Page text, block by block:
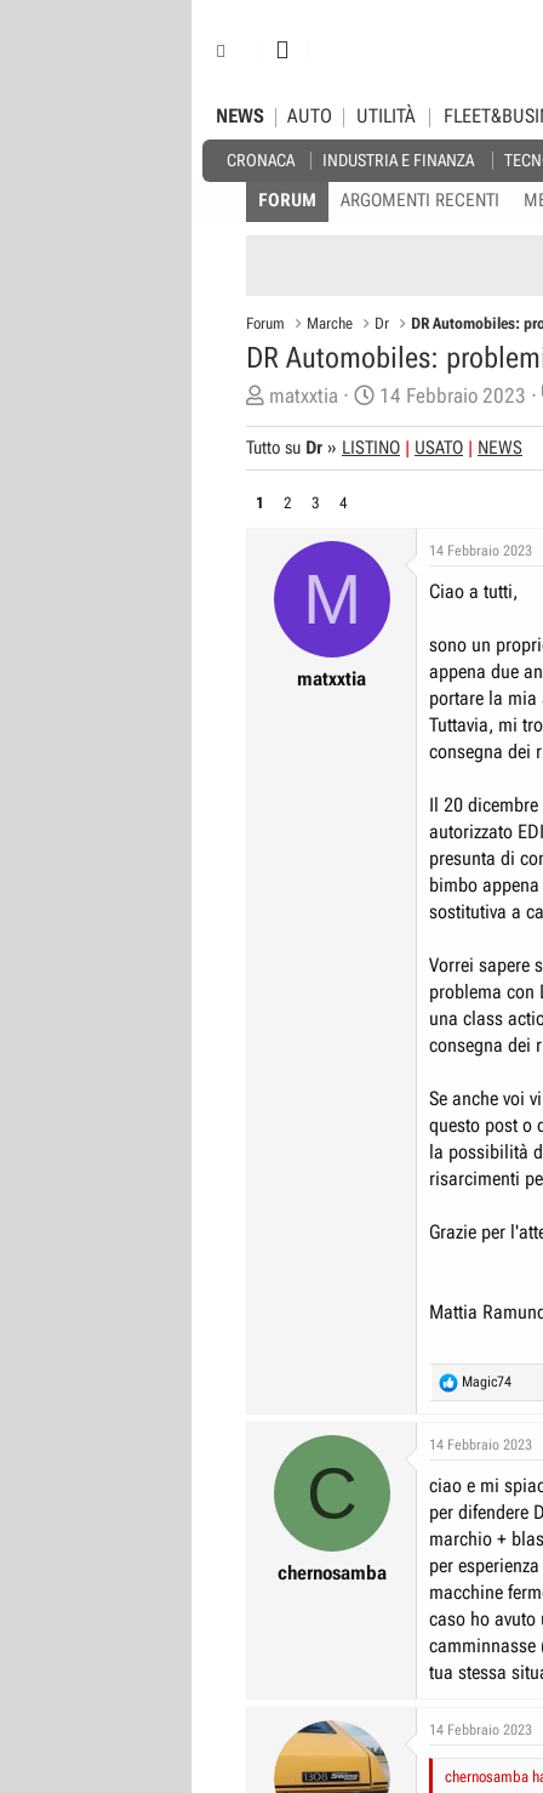
NEWS
CRONACA INDUSTRIA E FINANZA
AUTO UTILITÀ
FORUM ARGOMENTI RECENTI
Forum Marche Dr DR Automobiles:
DR Automobiles:
C
r
e
e
D
matxxtia
D
a
t
I
i
14 Febbraio 2023
Tutto su Dr » LISTINO USATO NEWS
1 2 3 4
M
matxxtia
14 Febbraio 2023
Ciao a tutti,
sono un
appena due
portare la mia
Tuttavia, mi
consegna dei
Il 20
autorizzato
presunta di
bimbo
sostitutiva a
Vorrei sapere
problema con
una class
consegna dei
Se anche voi
questo post o
la possibilità
risarcimenti
Grazie per
Mattia
R
e
c
i
o
n
s
:
Magic74
C
chernosamba
14 Febbraio 2023
ciao e mi
per difendere
marchio +
per
macchine
caso ho
camminnasse
tua stessa
14 Febbraio 2023
chernosamba